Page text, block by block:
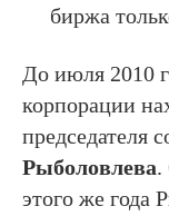
биржа
До июля 2010
корпорации
председателя
Рыболовлева.
этого же года